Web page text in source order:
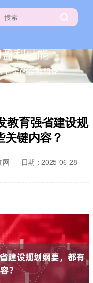
利可能
资金的金融服务！
教育强省建设规
键内容？
网
日期：2025-06-28